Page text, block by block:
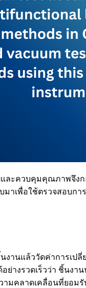
ะควบคุมคุณภาพจึงก
มาเพื่อใช้ตรวจสอบก
งานแล้ววัดค่าการเป
างรวดเร็วว่า ชิ้นงา
มคลาดเคลื่อนที่ยอม